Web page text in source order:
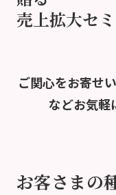
売上拡大セ
ご関心をお寄せ
などお気軽
お客さまの